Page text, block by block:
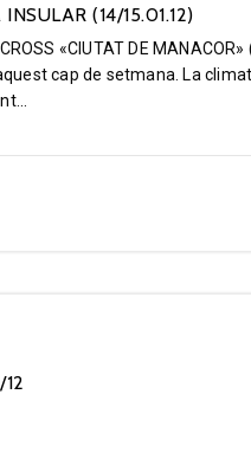
(14/15.01.12)
«CIUTAT DE
cap de setmana. La